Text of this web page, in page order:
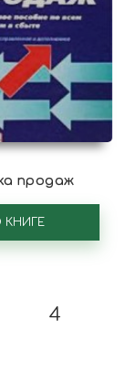
продаж
КНИГЕ
4